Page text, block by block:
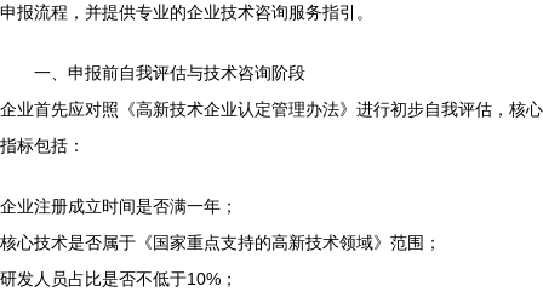
申报流程，并提供专业的企业技术咨询服务指引。
一、申报前自我评估与技术咨询阶段
企业首先应对照《高新技术企业认定管理办法》进行初步自我评估，核心
指标包括：
企业注册成立时间是否满一年；
核心技术是否属于《国家重点支持的高新技术领域》范围；
研发人员占比是否不低于10%；